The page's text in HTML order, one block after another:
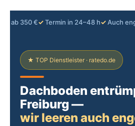
ab 350 €✓Termin in 24–48 h✓ Auch
★ TOP Dienstleister · ratedo.de
Dachboden
Freiburg —
wir leeren auch